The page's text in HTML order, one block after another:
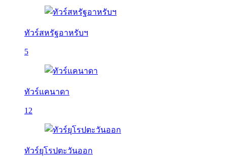
ทัวร์สหรัฐอาหรับฯ
5
ทัวร์แคนาดา
12
ทัวร์ยุโรปตะวันออก